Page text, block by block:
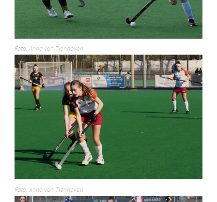
Foto: Anna van Tienhoven
Foto: Anna van Tienhoven